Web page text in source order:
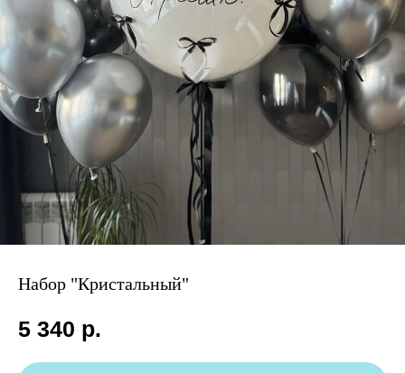
Набор "Кристальный"
5 340 р.